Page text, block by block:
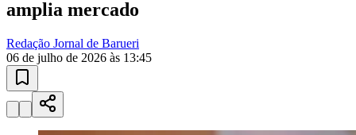
Redação Jornal de Barueri
06 de julho de 2026 às 13:45